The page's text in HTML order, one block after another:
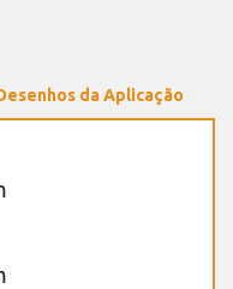
da Aplicação